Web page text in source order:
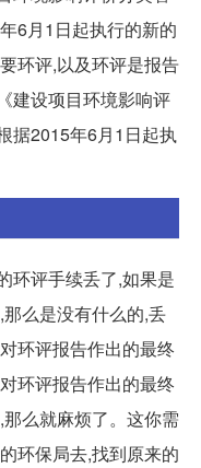
6月1日起执行的新的
环评,以及环评是报告
建设项目环境影响评
据2015年6月1日起执
环评手续丢了,如果是
么是没有什么的,丢
环评报告作出的最终
环评报告作出的最终
么就麻烦了。这你需
环保局去,找到原来的